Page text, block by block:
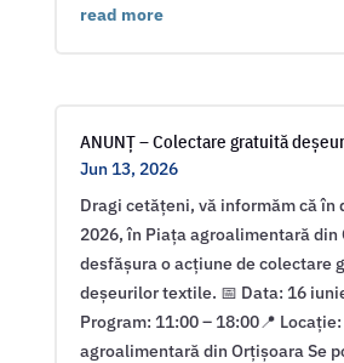
read more
ANUNȚ – Colectare gratuită
Jun 13, 2026
Dragi cetățeni, vă informăm că în
2026, în Piața agroalimentară din
desfășura o acțiune de colectare
deșeurilor textile. 📅 Data: 16
Program: 11:00 – 18:00📍
agroalimentară din Orțișoara Se